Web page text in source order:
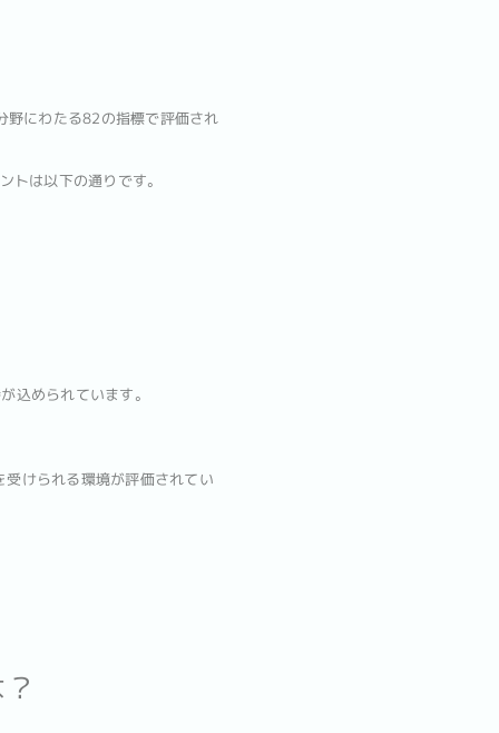
野にわたる82の指標で評価され
は以下の通りです。
込められています。
けられる環境が評価されてい